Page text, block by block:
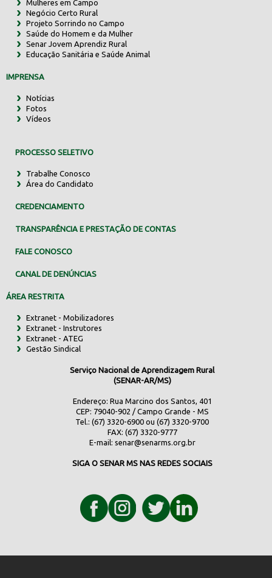
Mulheres em Campo
Negócio Certo Rural
Projeto Sorrindo no Campo
Saúde do Homem e da Mulher
Senar Jovem Aprendiz Rural
Educação Sanitária e Saúde Animal
IMPRENSA
Notícias
Fotos
Vídeos
PROCESSO SELETIVO
Trabalhe Conosco
Área do Candidato
CREDENCIAMENTO
TRANSPARÊNCIA E PRESTAÇÃO DE CONTAS
FALE CONOSCO
CANAL DE DENÚNCIAS
ÁREA RESTRITA
Extranet - Mobilizadores
Extranet - Instrutores
Extranet - ATEG
Gestão Sindical
Serviço Nacional de Aprendizagem Rural
(SENAR-AR/MS)
Endereço: Rua Marcino dos Santos, 401
CEP: 79040-902 / Campo Grande - MS
Tel.: (67) 3320-6900 ou (67) 3320-9700
FAX: (67) 3320-9777
E-mail: senar@senarms.org.br
SIGA O SENAR MS NAS REDES SOCIAIS